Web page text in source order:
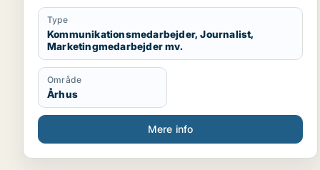
Type
Kommunikationsmedarbejder, Journalist,
Marketingmedarbejder mv.
Område
Århus
Mere info